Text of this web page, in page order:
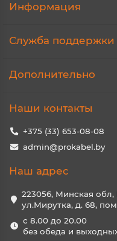
Информация
Служба поддержки
Дополнительно
Наши контакты
+375 (33) 653-08-08
admin@prokabel.by
Наш адрес
223056, Минская
ул.Мирутка, д. 68,
с 8.00 до 20.00
без обеда и